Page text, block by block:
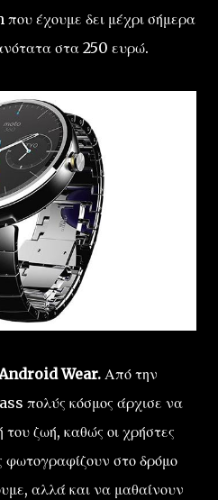
έχουμε δει μέχρι σήμερα
στα 250 ευρώ.
Android Wear.Από την
πολύς κόσμος άρχισε να
του ζωή, καθώς οι χρήστες
στο δρόμο
αλλά και να μαθαίνουν